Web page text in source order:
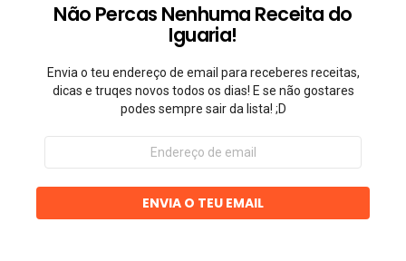
Não Percas Nenhuma Receita do
Iguaria!
Envia o teu endereço de email para receberes receitas,
dicas e truqes novos todos os dias! E se não gostares
podes sempre sair da lista! ;D
Endereço
email
ENVIA O TEU EMAIL